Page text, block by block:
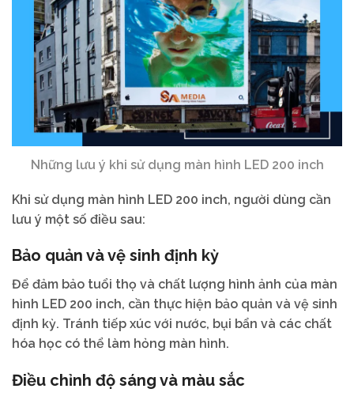
Những lưu ý khi sử dụng màn hình LED 200 inch
Khi sử dụng màn hình LED 200 inch, người dùng cần
lưu ý một số điều sau:
Bảo quản và vệ sinh định kỳ
Để đảm bảo tuổi thọ và chất lượng hình ảnh của màn
hình LED 200 inch, cần thực hiện bảo quản và vệ sinh
định kỳ. Tránh tiếp xúc với nước, bụi bẩn và các chất
hóa học có thể làm hỏng màn hình.
Điều chỉnh độ sáng và màu sắc